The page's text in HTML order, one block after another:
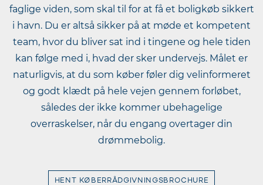
faglige viden, som skal til for at få et boligkøb sikkert
i havn. Du er altså sikker på at møde et kompetent
team, hvor du bliver sat ind i tingene og hele tiden
kan følge med i, hvad der sker undervejs. Målet er
naturligvis, at du som køber føler dig velinformeret
og godt klædt på hele vejen gennem forløbet,
således der ikke kommer ubehagelige
overraskelser, når du engang overtager din
drømmebolig.
HENT KØBERRÅDGIVNINGSBROCHURE